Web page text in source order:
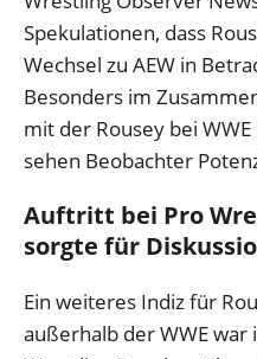
Spekulationen, dass
Wechsel zu AEW in
Besonders im
mit der Rousey bei
sehen Beobachter
Auftritt bei Pro
sorgte für
Ein weiteres Indiz für
außerhalb der WWE